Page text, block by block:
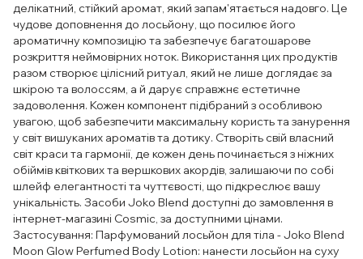
делікатний, стійкий аромат, який запам'ятається надовго. Це
чудове доповнення до лосьйону, що посилює його
ароматичну композицію та забезпечує багатошарове
розкриття неймовірних ноток. Використання цих продуктів
разом створює цілісний ритуал, який не лише доглядає за
шкірою та волоссям, а й дарує справжнє естетичне
задоволення. Кожен компонент підібраний з особливою
увагою, щоб забезпечити максимальну користь та занурення
у світ вишуканих ароматів та дотику. Створіть свій власний
світ краси та гармонії, де кожен день починається з ніжних
обіймів квіткових та вершкових акордів, залишаючи по собі
шлейф елегантності та чуттєвості, що підкреслює вашу
унікальність. Засоби Joko Blend доступні до замовлення в
інтернет-магазині Cosmic, за доступними цінами.
Застосування: Парфумований лосьйон для тіла - Joko Blend
Moon Glow Perfumed Body Lotion: нанести лосьйон на суху